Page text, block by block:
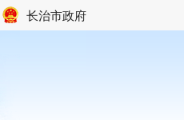
长治市政府